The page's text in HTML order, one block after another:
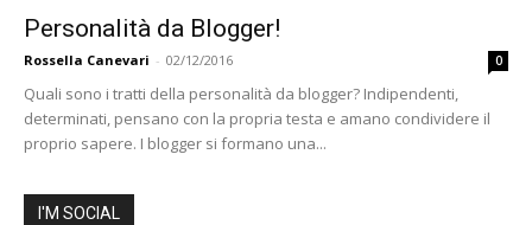
Personalità da Blogger!
Rossella Canevari - 02/12/2016 0
Quali sono i tratti della personalità da blogger? Indipendenti,
determinati, pensano con la propria testa e amano condividere il
proprio sapere. I blogger si formano una...
I'M SOCIAL